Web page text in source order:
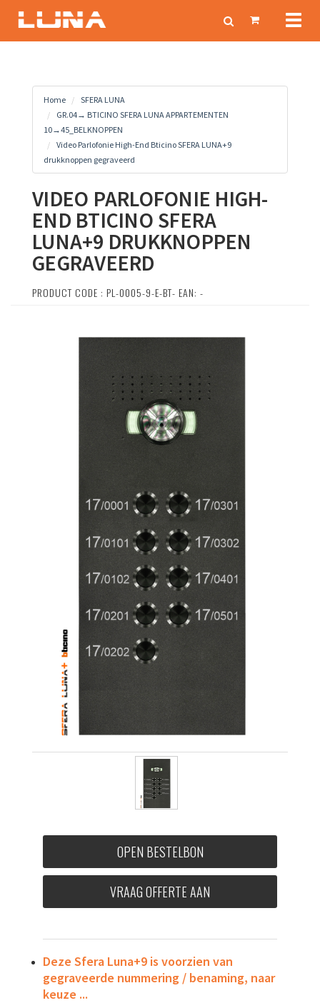
Home
SFERA LUNA
GR.04→ BTICINO SFERA LUNA APPARTEMENTEN
10→45_BELKNOPPEN
Video Parlofonie High-End Bticino SFERA LUNA+9
drukknoppen gegraveerd
VIDEO PARLOFONIE HIGH-
END BTICINO SFERA
LUNA+9 DRUKKNOPPEN
GEGRAVEERD
PRODUCT CODE : PL-0005-9-E-BT- EAN: -
OPEN BESTELBON
VRAAG OFFERTE AAN
Deze Sfera Luna+9 is voorzien van
gegraveerde nummering / benaming, naar
keuze ...